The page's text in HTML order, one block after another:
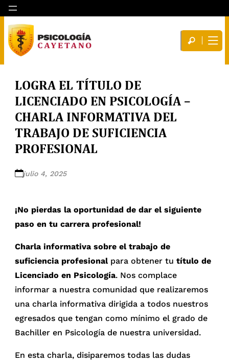
LOGRA EL TÍTULO DE
LICENCIADO EN PSICOLOGÍA –
CHARLA INFORMATIVA DEL
TRABAJO DE SUFICIENCIA
PROFESIONAL
julio 4, 2025
¡No pierdas la oportunidad de dar el siguiente
paso en tu carrera profesional!
Charla informativa sobre el trabajo de
suficiencia profesional para obtener tu título de
Licenciado en Psicología. Nos complace
informar a nuestra comunidad que realizaremos
una charla informativa dirigida a todos nuestros
egresados que tengan como mínimo el grado de
Bachiller en Psicología de nuestra universidad.
En esta charla, disiparemos todas las dudas